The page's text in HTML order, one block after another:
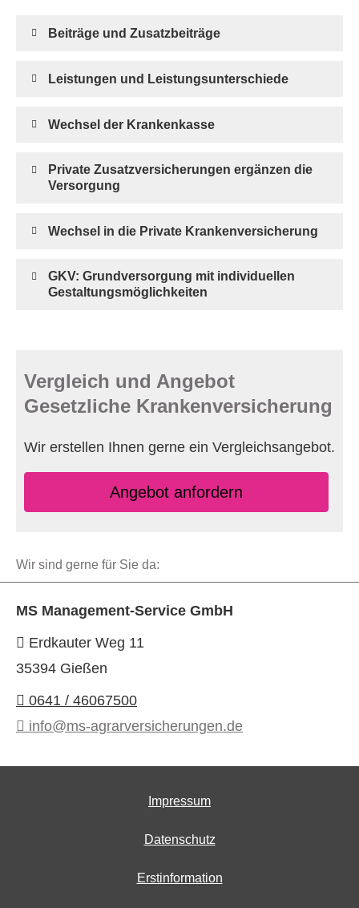
Beiträge und Zusatzbeiträge
Leistungen und Leistungsunterschiede
Wechsel der Krankenkasse
Private Zusatzversicherungen ergänzen die
Versorgung
Wechsel in die Private Kranken­ver­si­che­rung
GKV: Grundversorgung mit individuellen
Gestaltungsmöglichkeiten
Vergleich und Angebot
Gesetzliche Kranken­ver­si­che­rung
Wir erstellen Ihnen gerne ein Vergleichsangebot.
An­ge­bot an­for­dern
Wir sind gerne für Sie da:
MS Management-Service GmbH
Erdkauter Weg 11
35394 Gießen
0641 / 46067500
info@ms-agrarversicherungen.de
Impressum
Datenschutz
Erstinformation